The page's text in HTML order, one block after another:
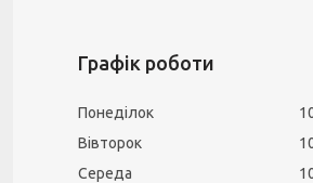
Графік роботи
Понеділок
Вівторок
Середа